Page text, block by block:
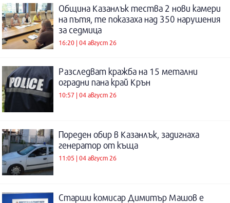
Община Казанлък тества 2 нови камери
на пътя, те показаха над 350 нарушения
за седмица
16:20 | 04 август 26
Разследват кражба на 15 метални
оградни пана край Крън
10:57 | 04 август 26
Пореден обир в Казанлък, задигнаха
генератор от къща
11:05 | 04 август 26
Старши комисар Димитър Машов е